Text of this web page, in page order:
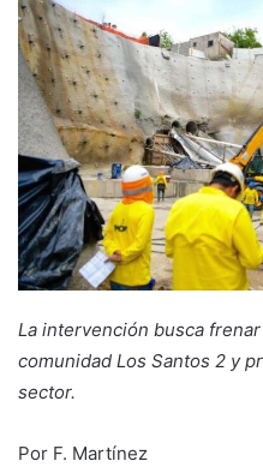
La intervención busca
comunidad Los Santos 2 y
sector.
Por F. Martínez